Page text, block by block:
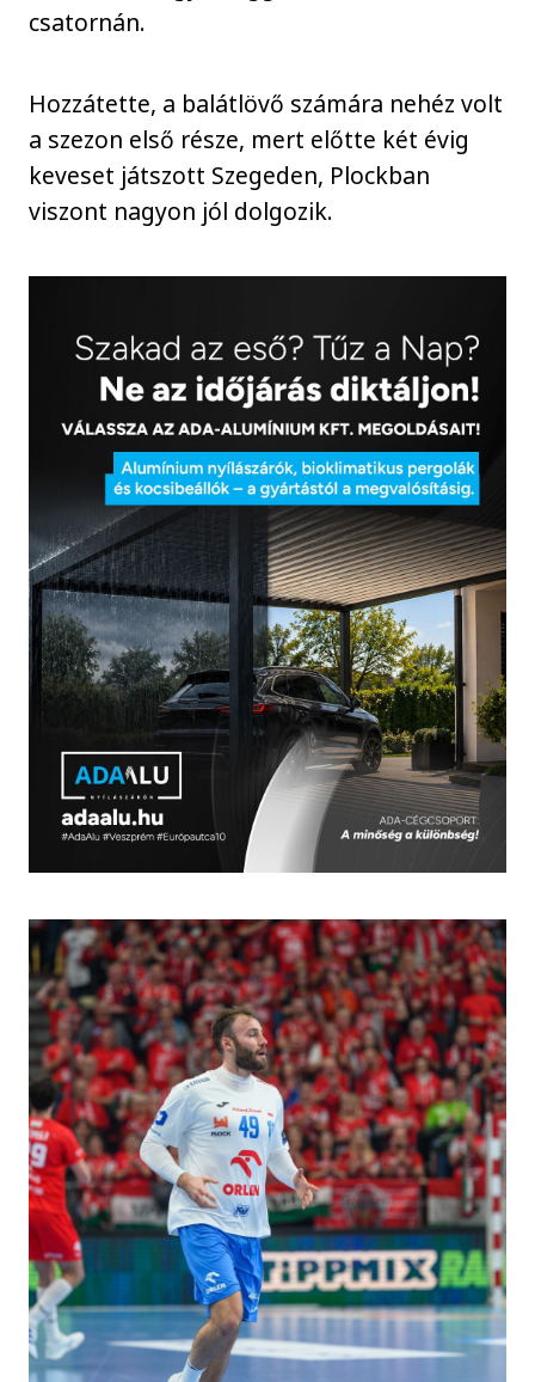
csatornán.
Hozzátette, a balátlövő számára nehéz volt
a szezon első része, mert előtte két évig
keveset játszott Szegeden, Plockban
viszont nagyon jól dolgozik.